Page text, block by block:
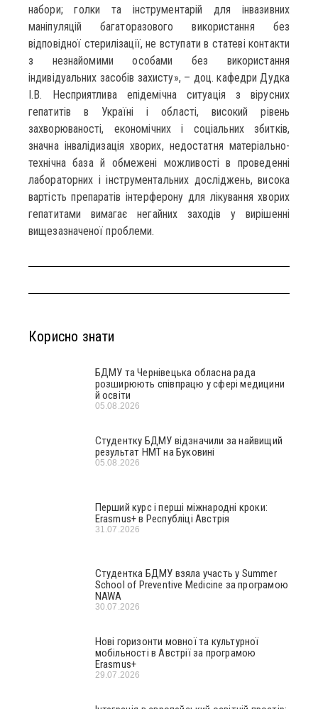
набори; голки та інструментарій для інвазивних
маніпуляцій багаторазового використання без
відповідної стерилізації, не вступати в статеві контакти
з незнайомими особами без використання
індивідуальних засобів захисту», – доц. кафедри Дудка
І.В. Несприятлива епідемічна ситуація з вірусних
гепатитів в Україні і області, високий рівень
захворюваності, економічних і соціальних збитків,
значна інвалідизація хворих, недостатня матеріально-
технічна база й обмежені можливості в проведенні
лабораторних і інструментальних досліджень, висока
вартість препаратів інтерферону для лікування хворих
гепатитами вимагає негайних заходів у вирішенні
вищезазначеної проблеми.
Корисно знати
БДМУ та Чернівецька обласна рада
розширюють співпрацю у сфері медицини
й освіти
05.08.2026
Студентку БДМУ відзначили за найвищий
результат НМТ на Буковині
05.08.2026
Перший курс і перші міжнародні кроки:
Erasmus+ в Республіці Австрія
31.07.2026
Студентка БДМУ взяла участь у Summer
School of Preventive Medicine за програмою
NAWA
30.07.2026
Нові горизонти мовної та культурної
мобільності в Австрії за програмою
Erasmus+
29.07.2026